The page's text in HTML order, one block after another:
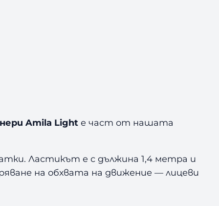
Amila Light е част от нашата
Ластикът е с дължина 1,4 метра и
на обхвата на движение — лицеви